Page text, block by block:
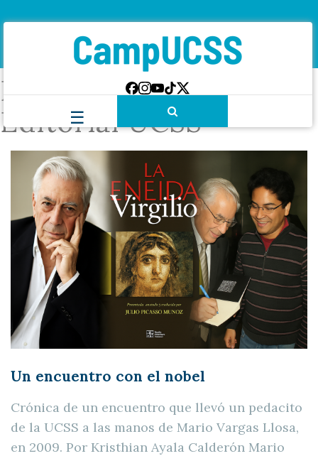
Etiqueta:Fondo
Editorial UCSS
Un encuentro con el nobel
Crónica de un encuentro que llevó un pedacito
de la UCSS a las manos de Mario Vargas Llosa,
en 2009. Por Kristhian Ayala Calderón Mario